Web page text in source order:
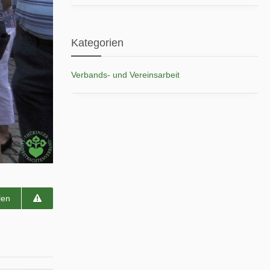
Kategorien
Verbands- und Vereinsarbeit